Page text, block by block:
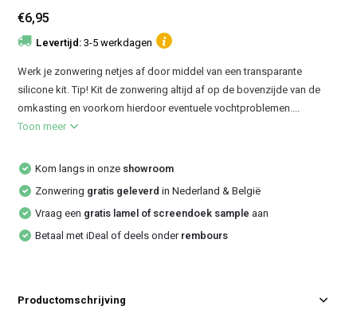
€6,95
Levertijd:3-5 werkdagen
Werk je zonwering netjes af door middel van een transparante
silicone kit. Tip! Kit de zonwering altijd af op de bovenzijde van de
omkasting en voorkom hierdoor eventuele vochtproblemen....
Toon meer
Kom langs in onze showroom
Zonwering gratis geleverd in Nederland & België
Vraag een gratis lamel of screendoek sample aan
Betaal met iDeal of deels onderrembours
Productomschrijving